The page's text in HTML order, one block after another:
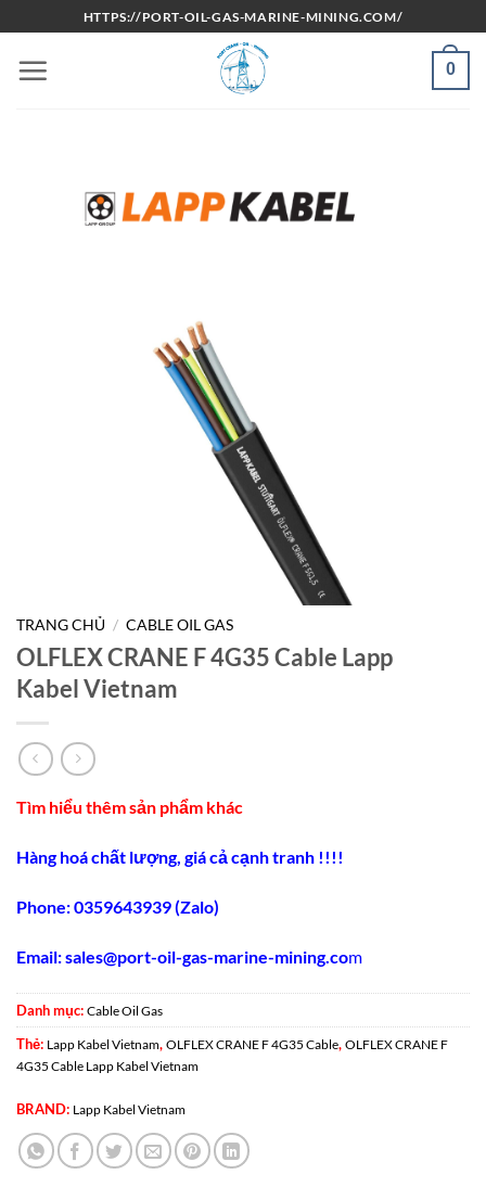
qua
nội
HTTPS://PORT-OIL-GAS-MARINE-MINING.COM/
0
TRANG CHỦ / CABLE OIL GAS
OLFLEX CRANE F 4G35 Cable Lapp
Kabel Vietnam
Tìm hiểu thêm sản phẩm khác
Hàng hoá chất lượng, giá cả cạnh tranh !!!!
Phone: 0359643939 (Zalo)
Email:sales@port-oil-gas-marine-mining.com
Danh mục: Cable Oil Gas
Thẻ: Lapp Kabel Vietnam, OLFLEX CRANE F 4G35 Cable, OLFLEX CRANE F
4G35 Cable Lapp Kabel Vietnam
BRAND: Lapp Kabel Vietnam